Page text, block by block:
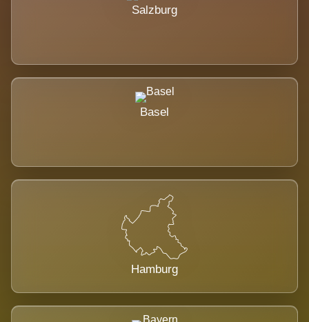
Salzburg
Basel
Hamburg